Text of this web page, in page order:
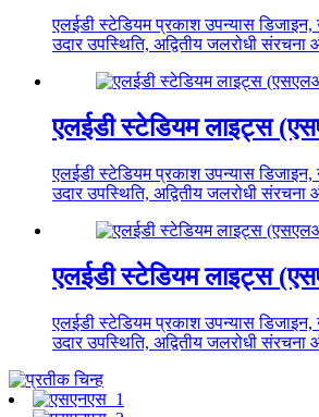
एलईडी स्टेडियम प्रकाश उपन्यास
उदार उपस्थिति, अद्वितीय जलरोधी
एलईडी स्टेडियम लाइट्स
एलईडी स्टेडियम प्रकाश उपन्यास
उदार उपस्थिति, अद्वितीय जलरोधी
एलईडी स्टेडियम लाइट्स
एलईडी स्टेडियम प्रकाश उपन्यास
उदार उपस्थिति, अद्वितीय जलरोधी